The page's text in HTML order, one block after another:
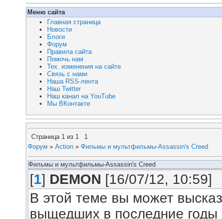
Меню сайта
Главная страница
Новости
Блоги
Форум
Правила сайта
Помочь нам
Тех. изменения на сайте
Связь с нами
Наша RSS-лента
Наш Twitter
Наш канал на YouTube
Мы ВКонтакте
Страница 1 из 1
1
Форум » Action » Фильмы и мультфильмы-Assassin's Creed
Фильмы и мультфильмы-Assassin's Creed
[1] DEMON [16/07/12, 10:59]
В этой теме вы может
выщедших в последние